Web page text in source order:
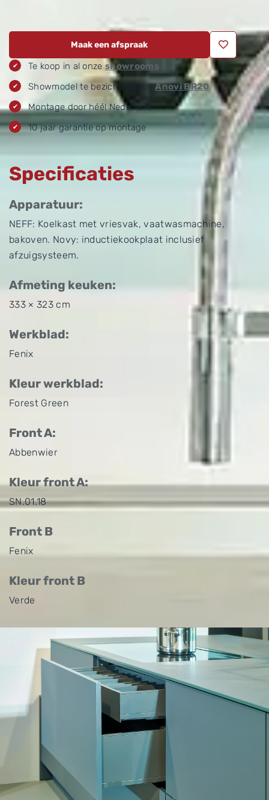
Maak een afspraak
Te koop in al onze showrooms
Showmodel te bezichtigen bijAnovi BR20
Montage door héél Nederland
10 jaar garantie op montage
Specificaties
Apparatuur:
NEFF: Koelkast met vriesvak, vaatwasmachine,
bakoven. Novy: inductiekookplaat inclusief
afzuigsysteem.
Afmeting keuken:
333 × 323 cm
Werkblad:
Fenix
Kleur werkblad:
Forest Green
Front A:
Abbenwier
Kleur front A:
SN.01.18
Front B
Fenix
Kleur front B
Verde